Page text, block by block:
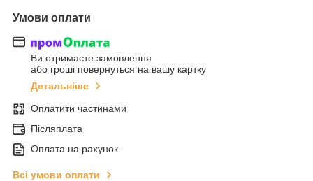
Умови оплати
Ви отримаєте замовлення
або гроші повернуться на вашу картку
Детальніше
Оплатити частинами
Післяплата
Оплата на рахунок
Всі умови оплати